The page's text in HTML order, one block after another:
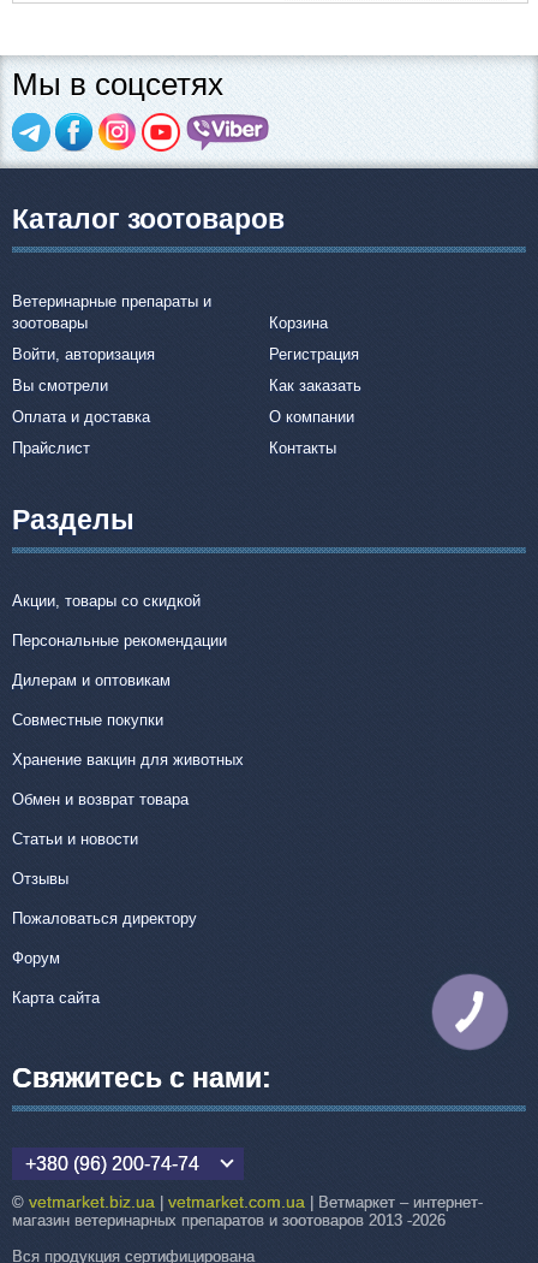
Мы в соцсетях
Каталог зоотоваров
Ветеринарные препараты и
зоотовары
Корзина
Войти, авторизация
Регистрация
Вы смотрели
Как заказать
Оплата и доставка
О компании
Прайслист
Контакты
Разделы
Акции, товары со скидкой
Персональные рекомендации
Дилерам и оптовикам
Совместные покупки
Хранение вакцин для животных
Обмен и возврат товара
Статьи и новости
Отзывы
Пожаловаться директору
Форум
Карта сайта
Свяжитесь с нами:
+380 (96) 200-74-74
© vetmarket.biz.ua vetmarket.com.ua | Ветмаркет – интернет-
магазин ветеринарных препаратов и зоотоваров 2013 -2026
Вся продукция сертифицирована
КНОПКА
СВЯЗИ